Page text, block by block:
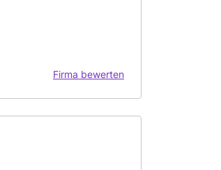
Firma bewerten